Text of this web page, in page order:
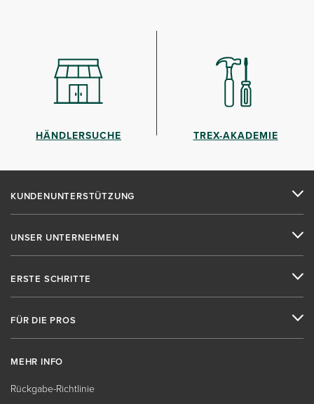
HÄNDLERSUCHE TREX-AKADEMIE
KUNDENUNTERSTÜTZUNG
UNSER UNTERNEHMEN
ERSTE SCHRITTE
FÜR DIE PROS
MEHR INFO
Rückgabe-Richtlinie